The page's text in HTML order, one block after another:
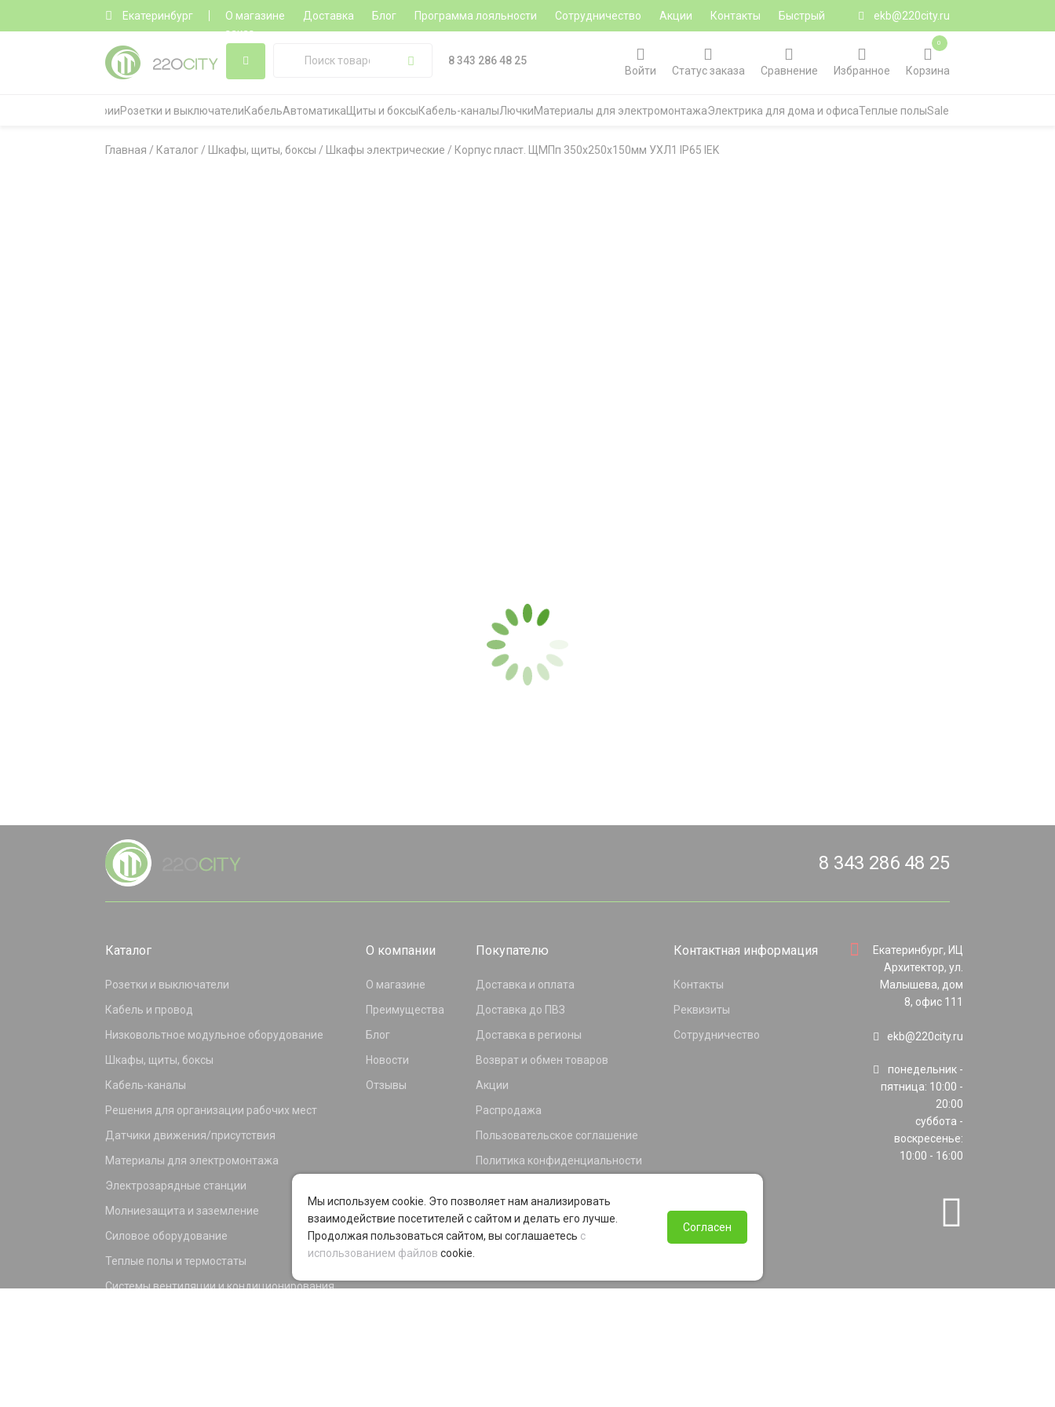
Екатеринбург О магазине Доставка Блог Программа лояльности Сотрудничество Акции Контакты
Быстрый
заказ
ekb@220city.ru
8 343 286 48 25
Войти
Статус заказа Сравнение Избранное Корзина
0
Все категорииРозетки и выключателиКабельАвтоматика Щиты и боксыКабель-каналыЛючкиМатериалы для электромонтажаЭлектрика для дома и офисаТеплые полыSale
Главная / Каталог / Шкафы, щиты, боксы / Шкафы электрические / Корпус пласт. ЩМПп 350х250х150мм УХЛ1 IP65 IEK
8 343 286 48 25
Каталог
Розетки и выключатели
Кабель и провод
Низковольтное модульное оборудование
Шкафы, щиты, боксы
Кабель-каналы
Решения для организации рабочих мест
Датчики движения/присутствия
Материалы для электромонтажа
Электрозарядные станции
Молниезащита и заземление
Силовое оборудование
Теплые полы и термостаты
Системы вентиляции и кондиционирования
О компании
О магазине
Преимущества
Блог
Новости
Отзывы
Покупателю
Доставка и оплата
Доставка до ПВЗ
Доставка в регионы
Возврат и обмен товаров
Акции
Распродажа
Пользовательское соглашение
Политика конфиденциальности
Программа лояльности
Контактная информация
Контакты
Реквизиты
Сотрудничество
Екатеринбург, ИЦ
Архитектор, ул.
Малышева, дом
8, офис 111
ekb@220city.ru
понедельник -
пятница: 10:00 -
20:00
суббота -
воскресенье:
10:00 - 16:00
Мы используем cookie. Это позволяет нам анализировать
взаимодействие посетителей с сайтом и делать его лучше.
Продолжая пользоваться сайтом, вы соглашаетесь с
использованием файлов cookie.
Согласен